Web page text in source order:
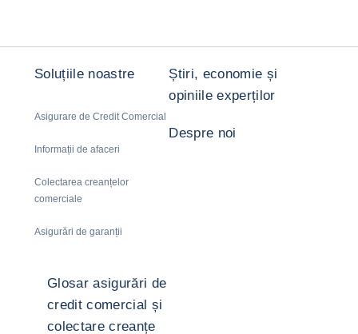
Soluțiile noastre
Asigurare de Credit Comercial
Informații de afaceri
Colectarea creanțelor
comerciale
Asigurări de garanții
Știri, economie și
opiniile experților
Despre noi
Glosar asigurări de
credit comercial și
colectare creanțe